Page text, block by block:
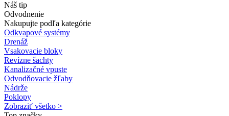
Náš tip
Odvodnenie
Nakupujte podľa kategórie
Odkvapové systémy
Drenáž
Vsakovacie bloky
Revízne šachty
Kanalizačné vpuste
Odvodňovacie žľaby
Nádrže
Poklopy
Zobraziť všetko >